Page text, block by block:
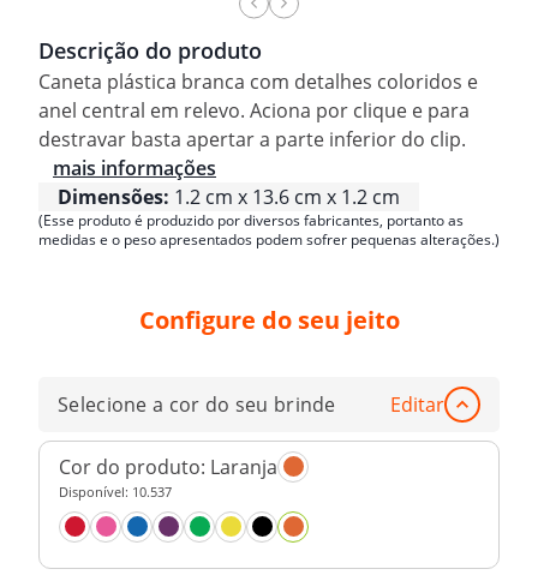
Descrição do produto
Caneta plástica branca com detalhes coloridos e
anel central em relevo. Aciona por clique e para
destravar basta apertar a parte inferior do clip.
mais informações
Dimensões: 1.2 cm x 13.6 cm x 1.2 cm
(Esse produto é produzido por diversos fabricantes, portanto as
medidas e o peso apresentados podem sofrer pequenas alterações.)
Configure do seu jeito
Selecione a cor do seu brinde Editar
Cor do produto: Laranja
Disponível: 10.537